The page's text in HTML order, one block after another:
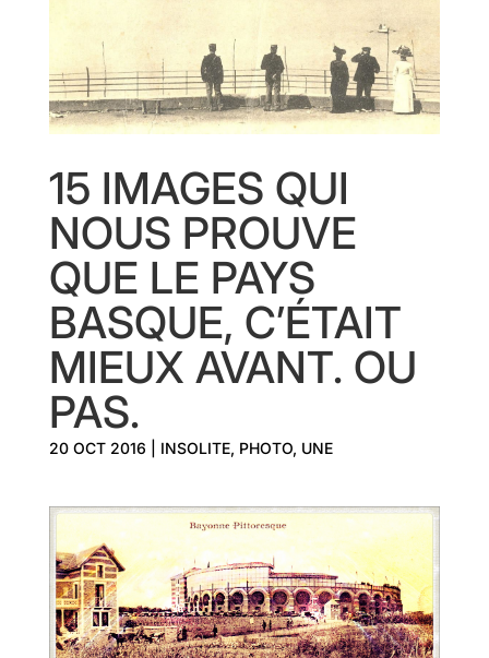
15 IMAGES QUI
NOUS PROUVE
QUE LE PAYS
BASQUE, C’ÉTAIT
MIEUX AVANT. OU
PAS.
20 OCT 2016 INSOLITE, PHOTO, UNE